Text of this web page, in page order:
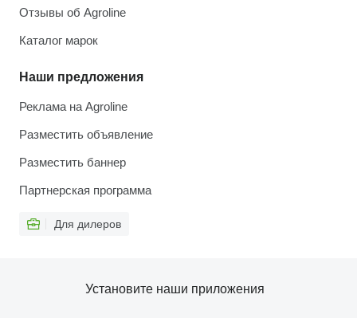
Отзывы об Agroline
Каталог марок
Наши предложения
Реклама на Agroline
Разместить объявление
Разместить баннер
Партнерская программа
Для дилеров
Установите наши приложения